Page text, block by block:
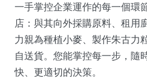
一手掌控企業運作的每一個環
店：與其向外採購原料、租用
力親為種植小麥、製作朱古力
自送貨。您能掌控每一步，隨
快、更適切的決策。